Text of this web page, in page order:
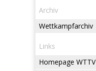
Archiv
Wettkampfarchiv
Links
Homepage WTTV